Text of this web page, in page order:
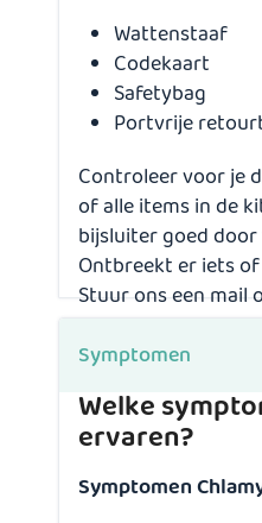
Wattenstaaf
Codekaart
Safetybag
Portvrije
Controleer voor je
of alle items in de
bijsluiter goed
Ontbreekt er iets
Stuur ons een mail
Symptomen
Welke
ervaren?
Symptomen